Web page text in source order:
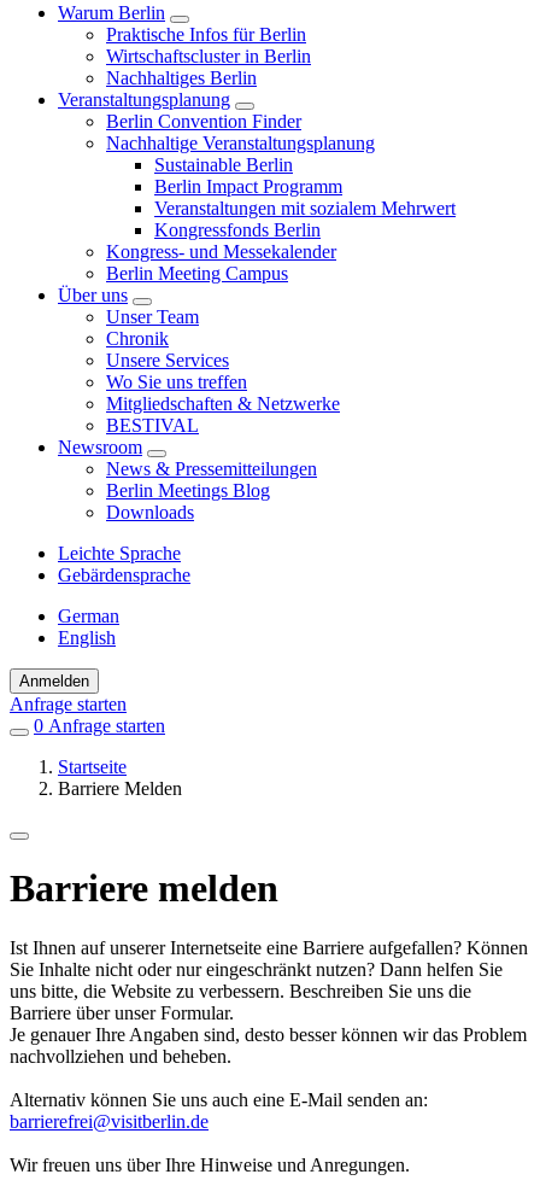
Warum Berlin
Praktische Infos für Berlin
Wirtschaftscluster in Berlin
Nachhaltiges Berlin
Veranstaltungsplanung
Berlin Convention Finder
Nachhaltige Veranstaltungsplanung
Sustainable Berlin
Berlin Impact Programm
Veranstaltungen mit sozialem Mehrwert
Kongressfonds Berlin
Kongress- und Messekalender
Berlin Meeting Campus
Über uns
Unser Team
Chronik
Unsere Services
Wo Sie uns treffen
Mitgliedschaften & Netzwerke
BESTIVAL
Newsroom
News & Pressemitteilungen
Berlin Meetings Blog
Downloads
Leichte Sprache
Gebärdensprache
German
English
Anmelden
Anfrage starten
0 Einträge
Favoriten
Anfrage starten
Startseite
Barriere Melden
Barriere melden
Ist Ihnen auf unserer Internetseite eine Barriere aufgefallen? Können
Sie Inhalte nicht oder nur eingeschränkt nutzen? Dann helfen Sie
uns bitte, die Website zu verbessern. Beschreiben Sie uns die
Barriere über unser Formular.
Je genauer Ihre Angaben sind, desto besser können wir das Problem
nachvollziehen und beheben.
Alternativ können Sie uns auch eine E-Mail senden an:
barrierefrei@visitberlin.de
Wir freuen uns über Ihre Hinweise und Anregungen.